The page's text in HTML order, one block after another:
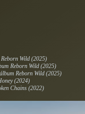
Reborn Wild (2025)
Reborn Wild (2025)
Reborn Wild (2025)
(2024)
Chains (2022)